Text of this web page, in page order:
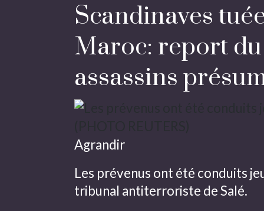
Scandinaves
Maroc: report
assassins
Agrandir
Les prévenus ont été conduits
tribunal antiterroriste de Salé.